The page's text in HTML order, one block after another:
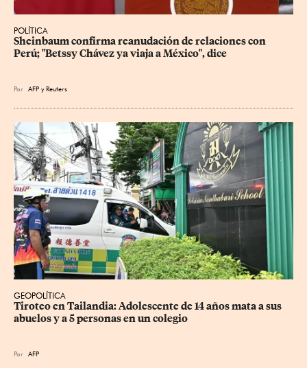
POLÍTICA
Sheinbaum confirma reanudación de relaciones con
Perú; "Betssy Chávez ya viaja a México", dice
Por AFP yReuters
GEOPOLÍTICA
Tiroteo en Tailandia: Adolescente de 14 años mata a sus
abuelos y a 5 personas en un colegio
Por AFP